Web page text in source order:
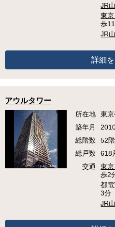
JR
東
歩
JR
詳細
アウルタワー
所在地
東
築年月
総階数
52階
総戸数
618
交通
東
歩2
都
3分
JR